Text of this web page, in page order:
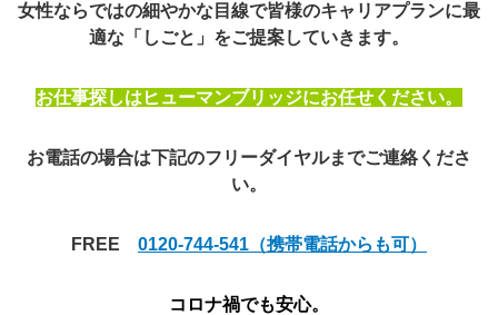
女性ならではの細やかな目線で皆様のキャリアプランに最
適な「しごと」をご提案していきます。
お仕事探しはヒューマンブリッジにお任せください。
お電話の場合は下記のフリーダイヤルまでご連絡くださ
い。
FREE 0120-744-541（携帯電話からも可）
コロナ禍でも安心。